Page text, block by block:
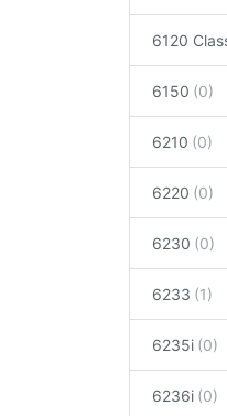
6120
6150
6210
6220
6230
6233
6235i
6236i